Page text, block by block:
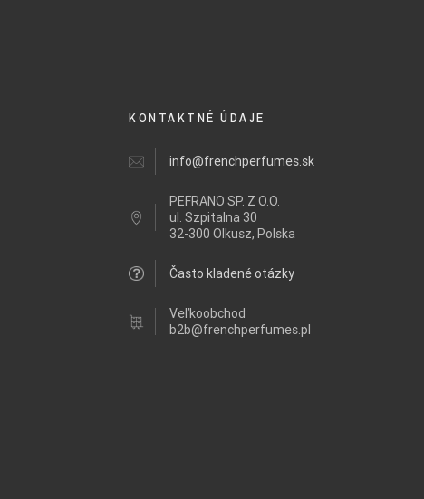
KONTAKTNÉ ÚDAJE
info@frenchperfumes.sk
PEFRANO SP. Z O.O.
ul. Szpitalna 30
32-300 Olkusz, Polska
Často kladené otázky
Veľkoobchod
b2b@frenchperfumes.pl